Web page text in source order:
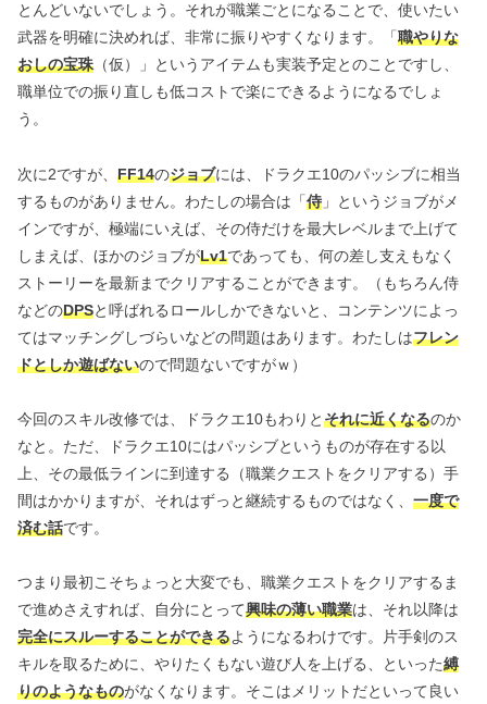
とんどいないでしょう。それが職業ごとになることで、使いたい
武器を明確に決めれば、非常に振りやすくなります。「職やりな
おしの宝珠 （仮）」というアイテムも実装予定とのことですし、
職単位での振り直しも低コストで楽にできるようになるでしょ
う。
次に2ですが、 FF14のジョブには、ドラクエ10のパッシブに相当
するものがありません。わたしの場合は「侍 」というジョブがメ
インですが、極端にいえば、その侍だけを最大レベルまで上げて
しまえば、ほかのジョブがLv1であっても、何の差し支えもなく
ストーリーを最新までクリアすることができます。（もちろん侍
などのDPSと呼ばれるロールしかできないと、コンテンツによっ
てはマッチングしづらいなどの問題はあります。わたしはフレン
ドとしか遊ばないので問題ないですがｗ）
今回のスキル改修では、ドラクエ10もわりとそれに近くなるのか
なと。ただ、ドラクエ10にはパッシブというものが存在する以
上、その最低ラインに到達する（職業クエストをクリアする）手
間はかかりますが、それはずっと継続するものではなく、 一度で
済む話です。
つまり最初こそちょっと大変でも、職業クエストをクリアするま
で進めさえすれば、自分にとって興味の薄い職業は、それ以降は
完全にスルーすることができるようになるわけです。片手剣のス
キルを取るために、やりたくもない遊び人を上げる、といった縛
りのようなものがなくなります。そこはメリットだといって良い